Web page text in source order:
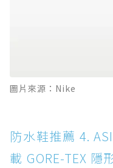
圖片來源：Nike
防水鞋推薦 4.
載 GORE-TEX